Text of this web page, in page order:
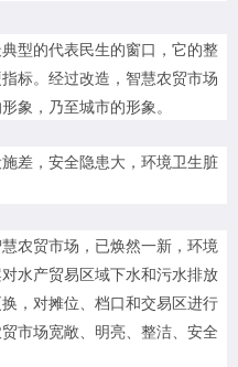
型的代表民生的窗口，它的整
标。经过改造，智慧农贸市场
象，乃至城市的形象。
差，安全隐患大，环境卫生脏
农贸市场，已焕然一新，环境
水产贸易区域下水和污水排放
，对摊位、档口和交易区进行
市场宽敞、明亮、整洁、安全